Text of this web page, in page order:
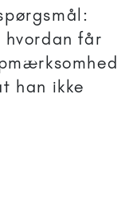
hvordan får
han ikke